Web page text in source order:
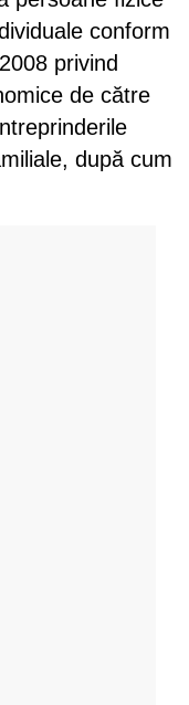
conform
privind
de către
după cum